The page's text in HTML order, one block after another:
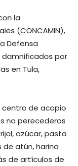
la
(CONCAMIN),
Defensa
damnificados por
en Tula,
centro de acopio
no perecederos
azúcar, pasta
de atún, harina
de artículos de